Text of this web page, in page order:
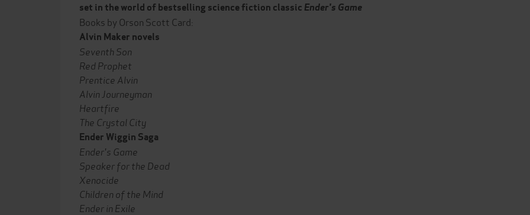
set in the world of bestselling science fiction classic Ender's Game
Books by Orson Scott Card:
Alvin Maker novels
Seventh Son
Red Prophet
Prentice Alvin
Alvin Journeyman
Heartfire
The Crystal City
Ender Wiggin Saga
Ender's Game
Speaker for the Dead
Xenocide
Children of the Mind
Ender in Exile